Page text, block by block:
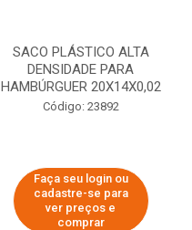
SACO PLÁSTICO ALTA
DENSIDADE PARA
HAMBÚRGUER 20X14X0,02
Código: 23892
Faça seu login ou
cadastre-se para
ver preços e
comprar